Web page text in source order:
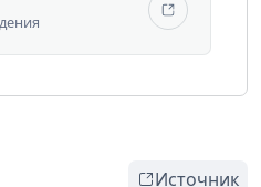
Источник